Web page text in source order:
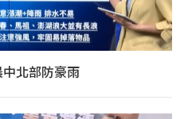
北部防豪雨